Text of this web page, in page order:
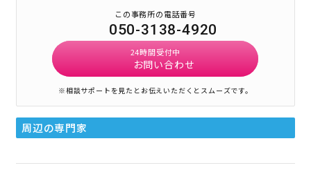
この事務所の電話番号
050-3138-4920
24時間受付中
お問い合わせ
※相談サポートを見たとお伝えいただくとスムーズです。
周辺の専門家